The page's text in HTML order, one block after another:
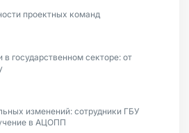
проектных команд
государственном секторе: от
изменений: сотрудники ГБУ
в АЦОПП